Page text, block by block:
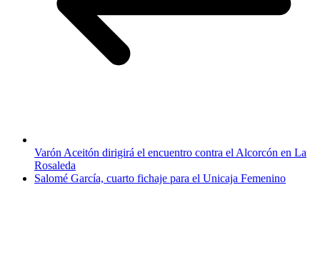
Varón Aceitón dirigirá el encuentro contra el Alcorcón en La
Rosaleda
Salomé García, cuarto fichaje para el Unicaja Femenino